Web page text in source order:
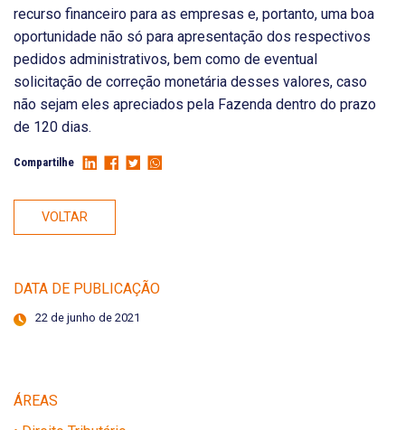
recurso financeiro para as empresas e, portanto, uma boa
oportunidade não só para apresentação dos respectivos
pedidos administrativos, bem como de eventual
solicitação de correção monetária desses valores, caso
não sejam eles apreciados pela Fazenda dentro do prazo
de 120 dias.
Compartilhe
VOLTAR
DATA DE PUBLICAÇÃO
22 de junho de 2021
ÁREAS